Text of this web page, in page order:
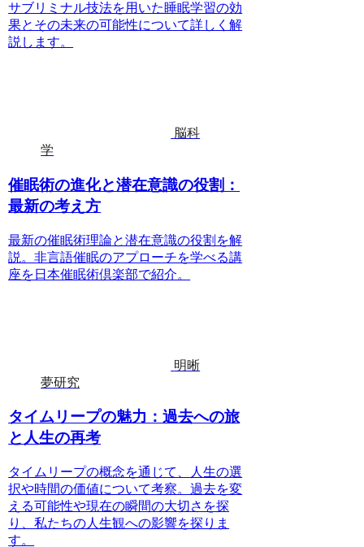
サブリミナル技法を用いた睡眠学習の効
果とその未来の可能性について詳しく解
説します。
脳科
学
催眠術の進化と潜在意識の役割：
最新の考え方
最新の催眠術理論と潜在意識の役割を解
説。非言語催眠のアプローチを学べる講
座を日本催眠術倶楽部で紹介。
明晰
夢研究
タイムリープの魅力：過去への旅
と人生の再考
タイムリープの概念を通じて、人生の選
択や時間の価値について考察。過去を変
える可能性や現在の瞬間の大切さを探
り、私たちの人生観への影響を探りま
す。